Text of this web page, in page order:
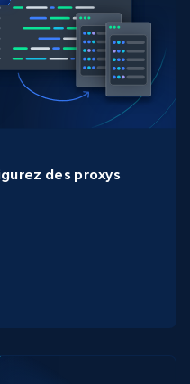
des proxys